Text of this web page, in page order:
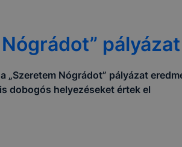
pályázat
„Szeretem Nógrádot” pályázat
dobogós helyezéseket értek el